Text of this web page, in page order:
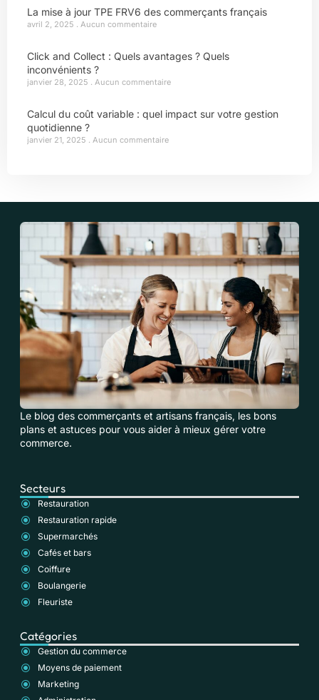
La mise à jour TPE FRV6 des commerçants français
avril 2, 2025 Aucun commentaire
Click and Collect : Quels avantages ? Quels
inconvénients ?
janvier 28, 2025 Aucun commentaire
Calcul du coût variable : quel impact sur votre gestion
quotidienne ?
janvier 21, 2025 Aucun commentaire
Le blog des commerçants et artisans français, les bons
plans et astuces pour vous aider à mieux gérer votre
commerce.
Secteurs
Restauration
Restauration rapide
Supermarchés
Cafés et bars
Coiffure
Boulangerie
Fleuriste
Catégories
Gestion du commerce
Moyens de paiement
Marketing